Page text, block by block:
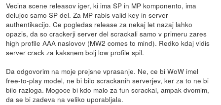
Vecina scene releasov iger, ki ima SP in MP komponento, ima
delujoc samo SP del. Za MP rabis valid key in server
authentikacijo. Ce pogledas release za nekaj let nazaj lahko
opazis, da so crackerji server del scrackali samo v primeru zares
high profile AAA naslovov (MW2 comes to mind). Redko kdaj vidis
server crack za kaksnem bolj low profile spil.
Da odgovorim na moje prejsne vprasanje. Ne, ce bi WoW imel
free-to-play model, ne bi bilo scrackanih serverjev, ker za to ne bi
bilo razloga. Mogoce bi kdo malo za fun scrackal, ampak dvomim,
da se bi zadeva na veliko uporabljala.